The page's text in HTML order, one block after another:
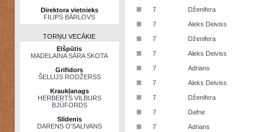
Direktora vietnieks
FILIPS BĀRLOVS
TORŅU VECĀKIE
Elšpūtis
MADELAINA SĀRA SKOTA
Grifidors
ŠELLIJS RODŽERSS
Kraukļanags
HERBERTS VILBURS
BJŪFORDS
Slīdenis
DARENS O’SALIVANS
■ 7 Dženifera
■ 7 Aleks Deiviss
■ 7 Dženifera
■ 7 Aleks Deiviss
■ 7 Adrians
■ 7 Aleks Deiviss
■ 7 Dženifera
■ 7 Dafne
■ 7 Adrians